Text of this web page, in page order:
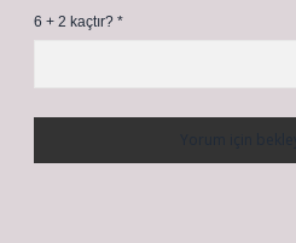
6 + 2 kaçtır? *